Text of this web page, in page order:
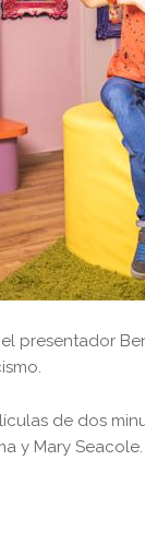
presentador
de dos
y Mary Seacole.